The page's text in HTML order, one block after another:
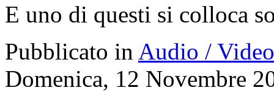
E uno di questi si colloca
Pubblicato in Audio / Video
Domenica, 12 Novembre